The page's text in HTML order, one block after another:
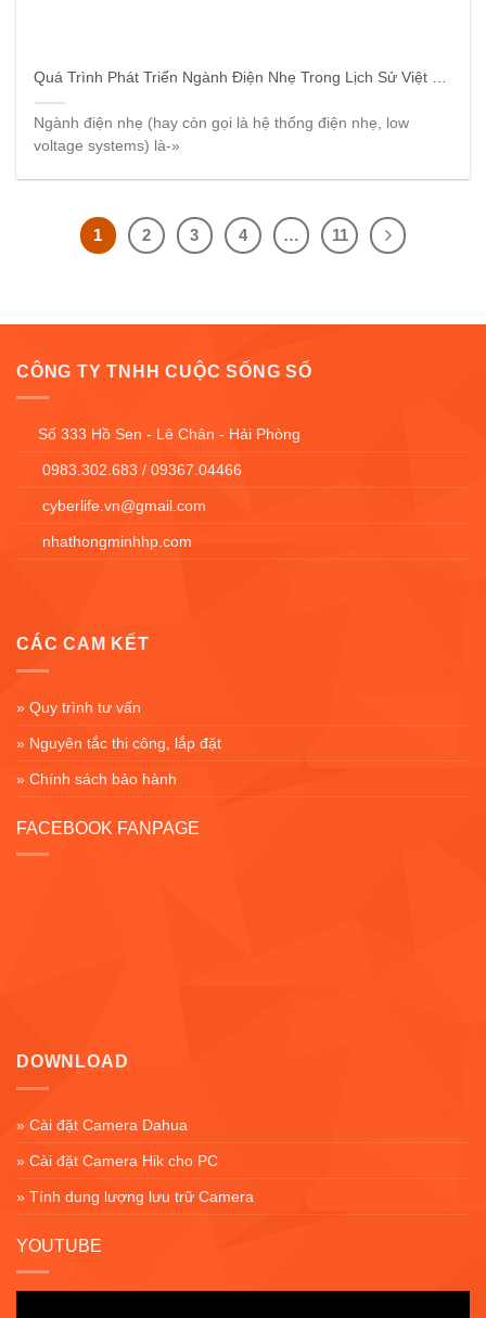
Ngành điện nhẹ (hay còn gọi là hệ thống điện nhẹ, low
voltage systems) là-»
1 2 3 4 … 11
CÔNG TY TNHH CUỘC SỐNG SỐ
Số 333 Hồ Sen - Lê Chân - Hải Phòng
0983.302.683 / 09367.04466
cyberlife.vn@gmail.com
nhathongminhhp.com
CÁC CAM KẾT
» Quy trình tư vấn
» Nguyên tắc thi công, lắp đặt
» Chính sách bảo hành
FACEBOOK FANPAGE
DOWNLOAD
» Cài đặt Camera Dahua
» Cài đặt Camera Hik cho PC
» Tính dung lượng lưu trữ Camera
YOUTUBE